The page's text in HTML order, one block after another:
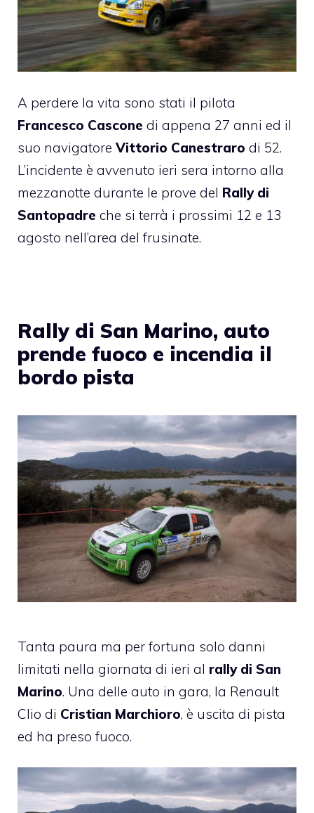
A perdere la vita sono stati il pilota
Francesco Cascone di appena 27 anni ed il
suo navigatoreVittorio Canestraro di 52.
L’incidente è avvenuto ieri sera intorno alla
mezzanotte durante le prove del Rally di
Santopadre che si terrà i prossimi 12 e 13
agosto nell’area del frusinate.
Rally di San Marino, auto
prende fuoco e incendia il
bordo pista
Tanta paura ma per fortuna solo danni
limitati nella giornata di ieri al rally di San
Marino. Una delle auto in gara, la Renault
Clio di Cristian Marchioro, è uscita di pista
ed ha preso fuoco.